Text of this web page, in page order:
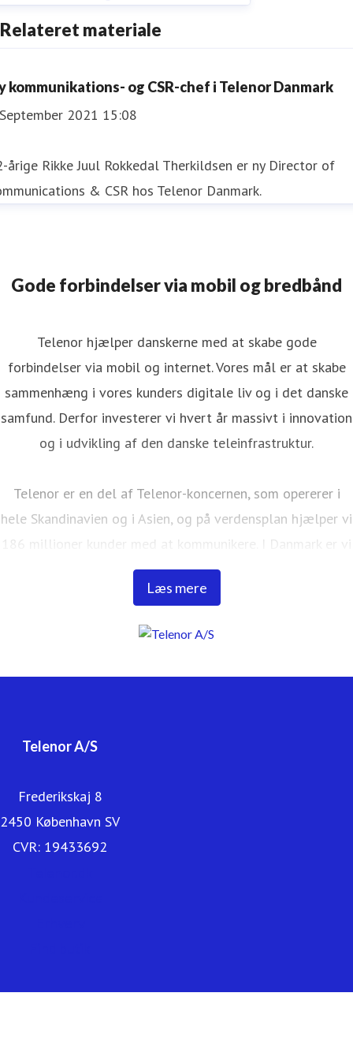
Relateret materiale
kommunikations- og CSR-chef i Telenor Danmark
2021 15:08
årige Rikke Juul Rokkedal Therkildsen er ny Director of
& CSR hos Telenor Danmark.
Gode forbindelser via mobil og bredbånd
Læs mere
Telenor hjælper danskerne med at skabe gode
forbindelser via mobil og internet. Vores mål er at skabe
sammenhæng i vores kunders digitale liv og i det danske
samfund. Derfor investerer vi hvert år massivt i innovation
og i udvikling af den danske teleinfrastruktur.
Telenor er en del af Telenor-koncernen, som opererer i
hele Skandinavien og i Asien, og på verdensplan hjælper vi
186 millioner kunder med at kommunikere. I Danmark er vi
ca. 900 medarbejdere, har 37 butikker fordelt over hele
Danmark og gør hver dag vores yderste for at gøre det
forbindelse på både mobil og internet. I Danmark er CBB
Telenor A/S
Frederikskaj 8
2450 København SV
CVR: 19433692